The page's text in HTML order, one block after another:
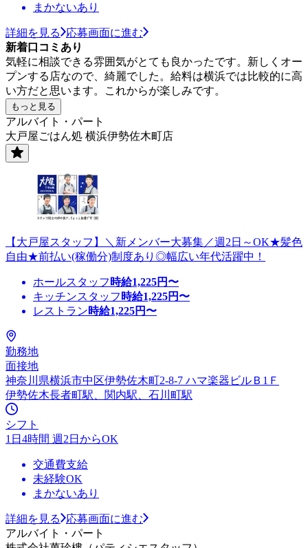
まかないあり
詳細を見る
応募画面に進む
新着口コミあり
気軽に相談できる雰囲気がとても良かったです。新しくオー
プンする店なので、綺麗でした。給料は横浜では比較的に高
い方だと思います。これからが楽しみです。
もっと見る
アルバイト・パート
大戸屋ごはん処 横浜伊勢佐木町店
【大戸屋スタッフ】＼新メンバー大募集／週2日～OK★髪色
自由★前払い(稼働分)制度あり◎幅広い年代活躍中！
ホールスタッフ 時給1,225円〜
キッチンスタッフ 時給1,225円〜
レストラン時給1,225円〜
勤務地
面接地
神奈川県横浜市中区伊勢佐木町2-8-7 ハマ楽器ビルＢ1Ｆ
伊勢佐木長者町駅、関内駅、石川町駅
シフト
1日4時間 週2日からOK
交通費支給
未経験OK
まかないあり
詳細を見る
応募画面に進む
アルバイト・パート